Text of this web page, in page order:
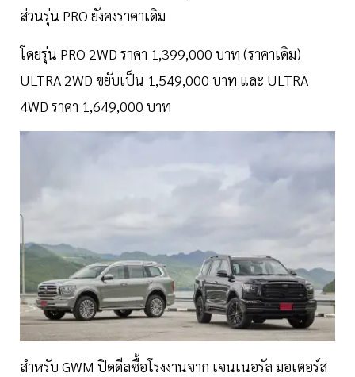
ส่วนรุ่น PRO ยังคงราคาเดิม
โดยรุ่น PRO 2WD ราคา 1,399,000 บาท (ราคาเดิม)
ULTRA 2WD ขยับเป็น 1,549,000 บาท และ ULTRA
4WD ราคา 1,649,000 บาท
สำหรับ GWM ปิดดีลซื้อโรงงานจาก เจนเนอรัล มอเตอร์ส